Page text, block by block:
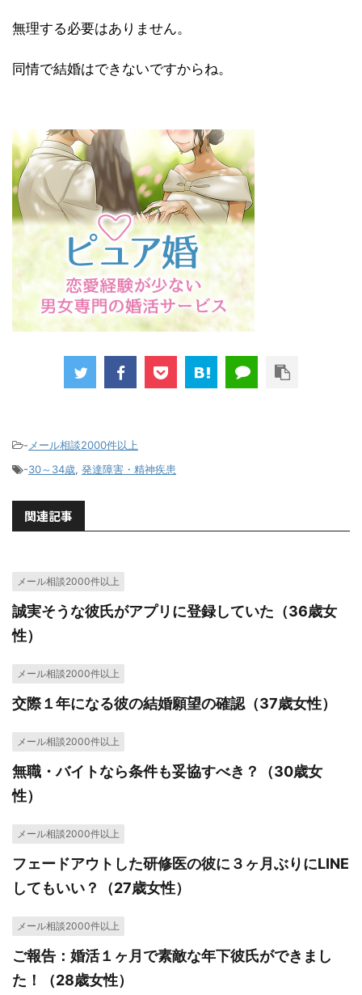
無理する必要はありません。
同情で結婚はできないですからね。
- メール相談2000件以上
-30～34歳, 発達障害・精神疾患
関連記事
メール相談2000件以上
誠実そうな彼氏がアプリに登録していた（36歳女
性）
メール相談2000件以上
交際１年になる彼の結婚願望の確認（37歳女性）
メール相談2000件以上
無職・バイトなら条件も妥協すべき？（30歳女
性）
メール相談2000件以上
フェードアウトした研修医の彼に３ヶ月ぶりにLINE
してもいい？（27歳女性）
メール相談2000件以上
ご報告：婚活１ヶ月で素敵な年下彼氏ができまし
た！（28歳女性）